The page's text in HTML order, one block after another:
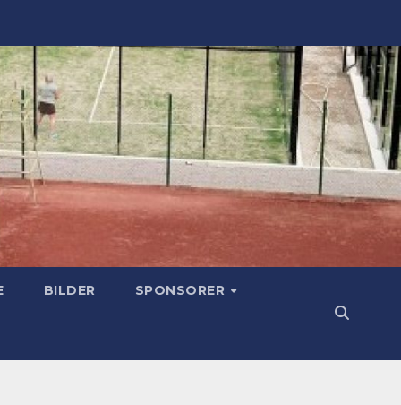
BILDER SPONSORER